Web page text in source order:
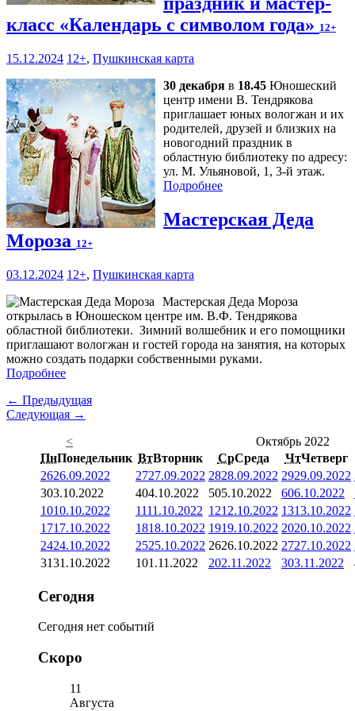
класс «Календарь с символом года» 12+
15.12.2024 12+, Пушкинская карта
30 декабря в 18.45 Юношеский
центр имени В. Тендрякова
приглашает юных вологжан и их
родителей, друзей и близких на
новогодний праздник в
областную библиотеку по адресу:
ул. М. Ульяновой, 1, 3-й этаж.
Подробнее
Мастерская Деда
Мороза 12+
03.12.2024 12+, Пушкинская карта
Мастерская Деда Мороза
открылась в Юношеском центре им. В.Ф. Тендрякова
областной библиотеки. Зимний волшебник и его помощники
приглашают вологжан и гостей города на занятия, на которых
можно создать подарки собственными руками.
Подробнее
← Предыдущая
Следующая →
<
Октябрь 2022
ПнПонедельник ВтВторник СрСреда ЧтЧетверг
2626.09.2022 2727.09.2022 2828.09.2022 2929.09.2022
303.10.2022 404.10.2022 505.10.2022 606.10.2022
1010.10.2022 1111.10.2022 1212.10.2022 1313.10.2022
1717.10.2022 1818.10.2022 1919.10.2022 2020.10.2022
2424.10.2022 2525.10.2022 2626.10.2022 2727.10.2022
3131.10.2022 101.11.2022 202.11.2022 303.11.2022
Сегодня
Сегодня нет событий
Скоро
11
Августа